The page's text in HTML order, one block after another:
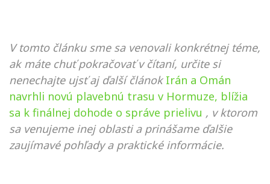
V tomto článku sme sa venovali konkrétnej téme,
ak máte chuť pokračovať v čítaní, určite si
nenechajte ujsť aj ďalší článok Irán a Omán
navrhli novú plavebnú trasu v Hormuze, blížia
sa k finálnej dohode o správe prielivu , v ktorom
sa venujeme inej oblasti a prinášame ďalšie
zaujímavé pohľady a praktické informácie.